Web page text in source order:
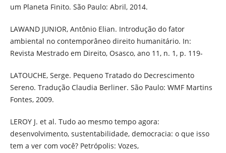
um Planeta Finito. São Paulo: Abril, 2014.
LAWAND JUNIOR, Antônio Elian. Introdução do fator
ambiental no contemporâneo direito humanitário. In:
Revista Mestrado em Direito, Osasco, ano 11, n. 1, p. 119-
LATOUCHE, Serge. Pequeno Tratado do Decrescimento
Sereno. Tradução Claudia Berliner. São Paulo: WMF Martins
Fontes, 2009.
LEROY J. et al. Tudo ao mesmo tempo agora:
desenvolvimento, sustentabilidade, democracia: o que isso
tem a ver com você? Petrópolis: Vozes,